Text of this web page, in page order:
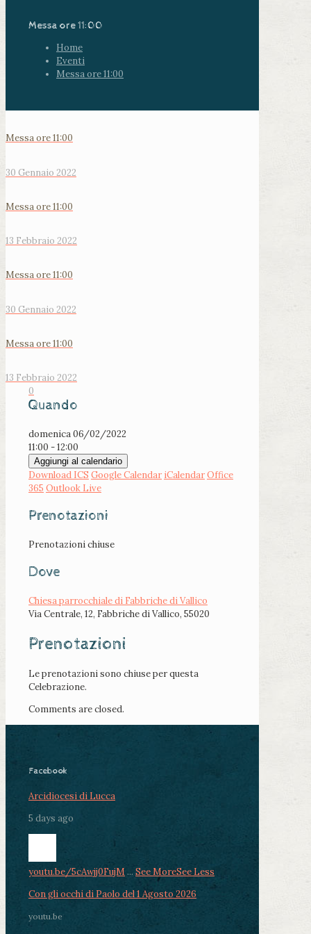
Messa ore 11:00
Home
Eventi
Messa ore 11:00
Messa ore 11:00
30 Gennaio 2022
Messa ore 11:00
13 Febbraio 2022
Messa ore 11:00
30 Gennaio 2022
Messa ore 11:00
13 Febbraio 2022
0
Quando
domenica 06/02/2022
11:00 - 12:00
Aggiungi al calendario
Download ICS Google Calendar iCalendarOffice
365 Outlook Live
Prenotazioni
Prenotazioni chiuse
Dove
Chiesa parrocchiale di Fabbriche di Vallico
Via Centrale, 12, Fabbriche di Vallico, 55020
Prenotazioni
Le prenotazioni sono chiuse per questa
Celebrazione.
Comments are closed.
Facebook
Arcidiocesi di Lucca
5 days ago
youtu.be/5cAwjj0FujM ... See MoreSee Less
Con gli occhi di Paolo del 1 Agosto 2026
youtu.be